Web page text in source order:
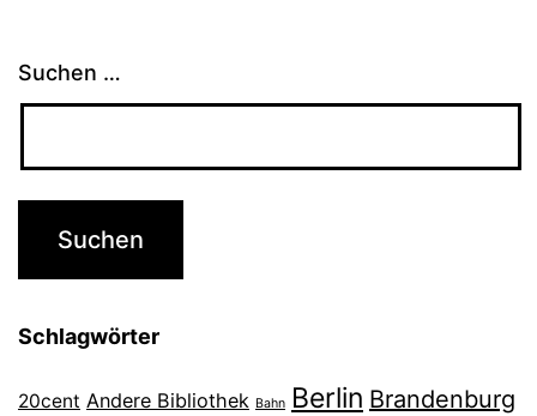
Suchen …
Schlagwörter
20cent Andere Bibliothek Bahn Berlin Brandenburg